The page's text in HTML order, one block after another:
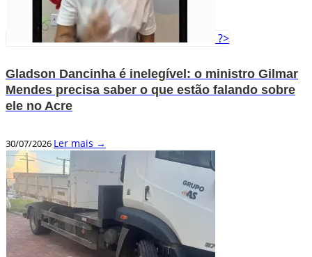
?>
Gladson Dancinha é inelegível: o ministro Gilmar
Mendes precisa saber o que estão falando sobre
ele no Acre
30/07/2026 Ler mais →